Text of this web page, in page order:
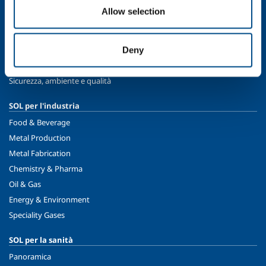
Allow selection
Deny
Profilo aziendale
Sostenibilità
Sicurezza, ambiente e qualità
SOL per l'industria
Food & Beverage
Metal Production
Metal Fabrication
Chemistry & Pharma
Oil & Gas
Energy & Environment
Speciality Gases
SOL per la sanità
Panoramica